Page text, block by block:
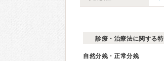
診療・治療法に関する
自然分娩・正常分娩